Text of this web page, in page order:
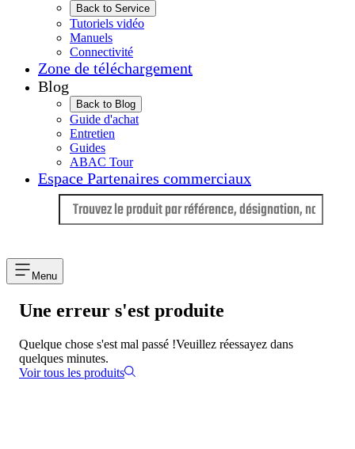
Back to Service
Tutoriels vidéo
Manuels
Connectivité
Zone de téléchargement
Blog
Back to Blog
Guide d'achat
Entretien
Guides
ABAC Tour
Espace Partenaires commerciaux
Menu
Une erreur s'est produite
Quelque chose s'est mal passé !Veuillez réessayez dans
quelques minutes.
Voir tous les produits